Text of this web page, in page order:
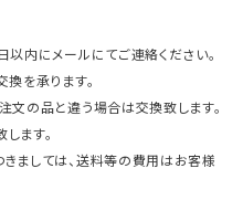
内にメールにてご連絡ください。
を承ります。
文の品と違う場合は交換致します。
ます。
ましては、送料等の費用はお客様